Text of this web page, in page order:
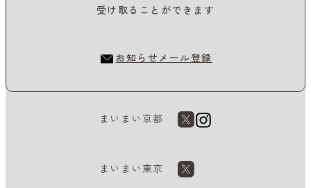
受け取ることができます
お知らせメール登録
まいまい京都
まいまい東京